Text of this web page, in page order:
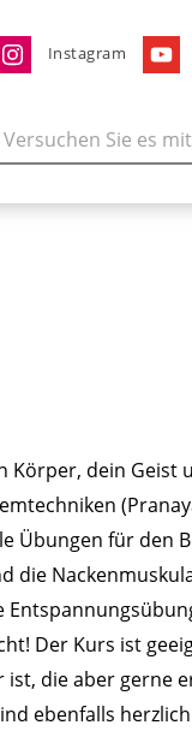
Instagram
dein Geist
Übungen für den
die
Der Kurs ist
die aber gerne
ebenfalls